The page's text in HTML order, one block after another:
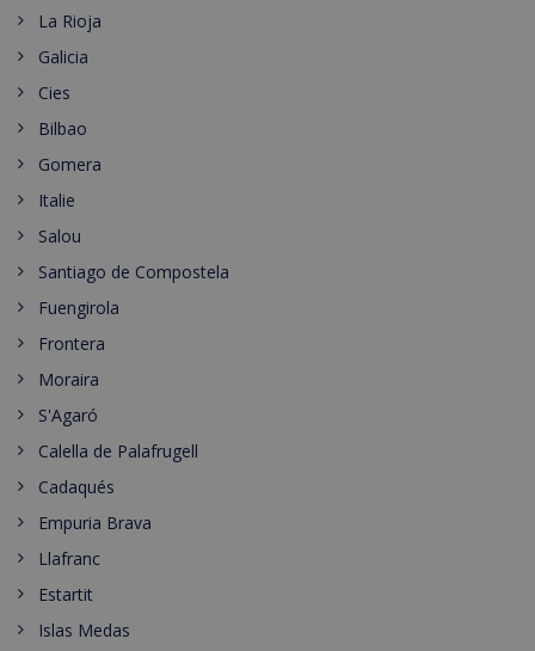
La Rioja
Galicia
Cies
Bilbao
Gomera
Italie
Salou
Santiago de Compostela
Fuengirola
Frontera
Moraira
S'Agaró
Calella de Palafrugell
Cadaqués
Empuria Brava
Llafranc
Estartit
Islas Medas